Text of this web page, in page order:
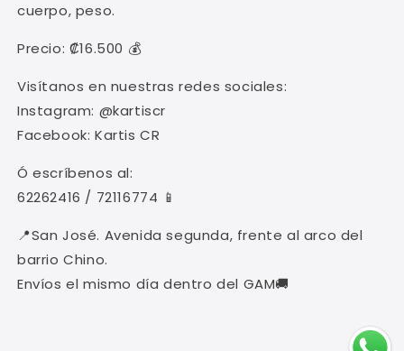
cuerpo, peso.
Precio: ₡16.500 💰
Visítanos en nuestras redes sociales:
Instagram: @kartiscr
Facebook: Kartis CR
Ó escríbenos al:
62262416 / 72116774 📱
📍San José. Avenida segunda, frente al arco del
barrio Chino.
Envíos el mismo día dentro del GAM🚚